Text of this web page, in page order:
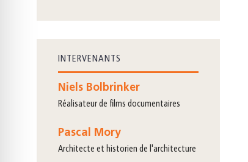
INTERVENANTS
Niels Bolbrinker
réalisateur de films documentaires
Pascal Mory
architecte et historien de l'architecture